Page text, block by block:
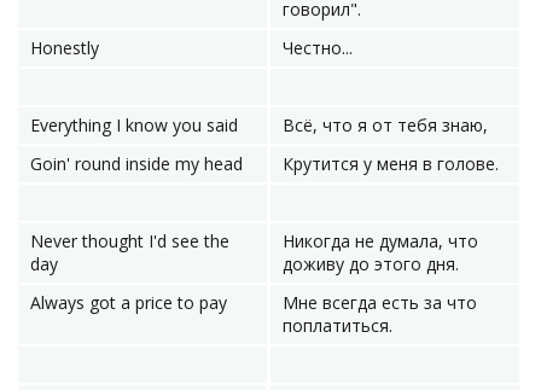
говорил".
Honestly
Честно...
Everything I know you said
Всё, что я от тебя знаю,
Goin' round inside my head
Крутится у меня в голове.
Never thought I'd see the
day
Никогда не думала, что
доживу до этого дня.
Always got a price to pay
Мне всегда есть за что
поплатиться.